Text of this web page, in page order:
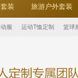
装 旅游户外套装
服 运动T恤定制 篮球